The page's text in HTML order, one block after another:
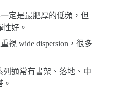
定是最肥厚的低頻，但
好。
視 wide dispersion，很多
列通常有書架、落地、中